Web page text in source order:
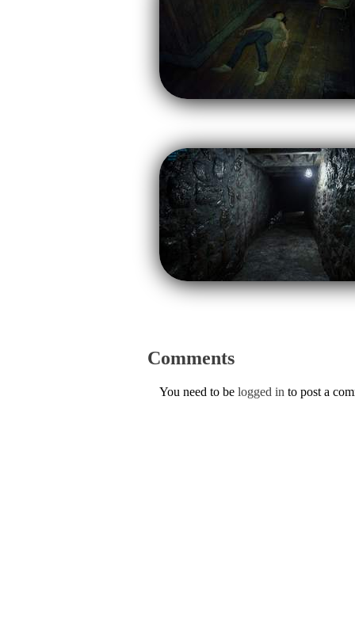
Comments
You need to be logged in to post a